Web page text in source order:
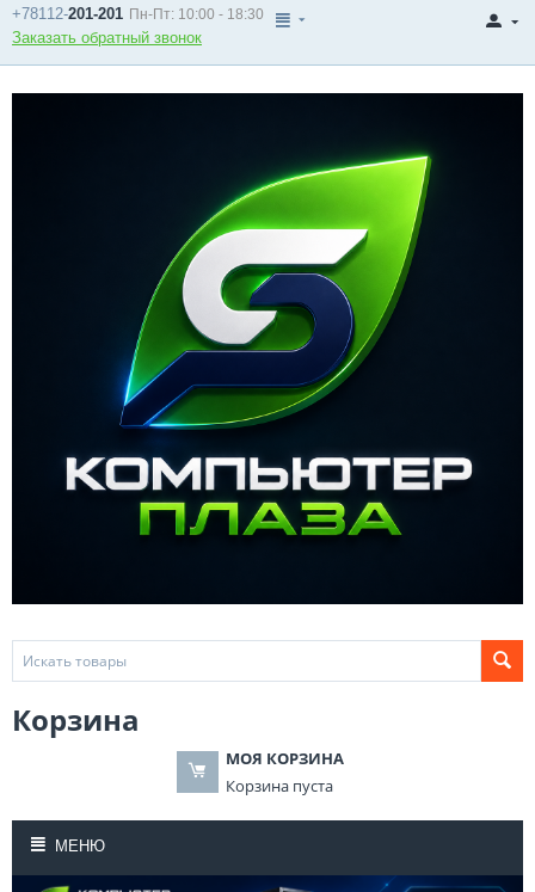
+78112-201-201 Пн-Пт: 10:00 - 18:30
Заказать обратный звонок
Корзина
МОЯ КОРЗИНА
Корзина пуста
МЕНЮ